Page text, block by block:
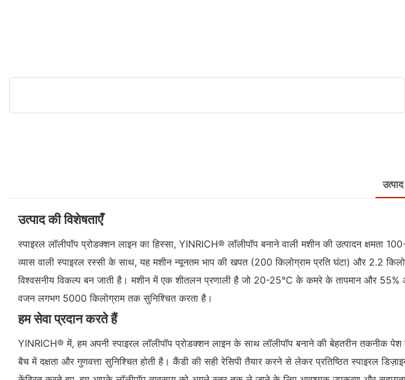
उत्पाद की विशेषताएँ
स्पाइरल लॉलीपॉप प्रोडक्शन लाइन का हिस्सा, YINRICH® लॉलीपॉप बनाने वाली मशीन की उत्पादन
व्यास वाली स्पाइरल रस्सी के साथ, यह मशीन न्यूनतम भाप की खपत (200 किलोग्राम प्रति घंटा) और 2.2
विश्वसनीय विकल्प बन जाती है। मशीन में एक शीतलन प्रणाली है जो 20-25°C के कमरे के तापमान और 55%
वजन लगभग 5000 किलोग्राम तक सुनिश्चित करता है।
हम सेवा प्रदान करते हैं
YINRICH® में, हम अपनी स्पाइरल लॉलीपॉप प्रोडक्शन लाइन के साथ लॉलीपॉप बनाने की बेहतरीन तकनीक
बैच में दक्षता और गुणवत्ता सुनिश्चित होती है। कैंडी की सही रेसिपी तैयार करने से लेकर प्रतिष्ठित स्पाइरल